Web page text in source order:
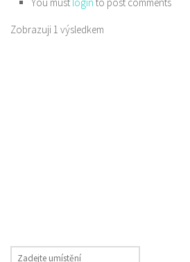
Zobrazuji 1 výsledkem